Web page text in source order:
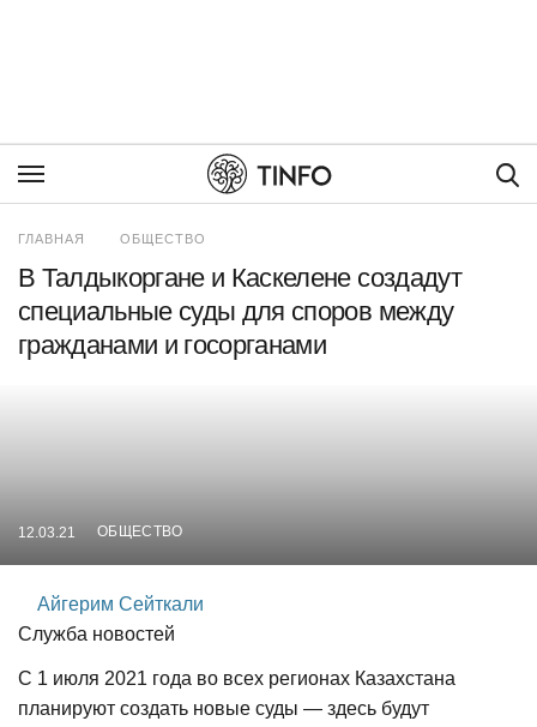
ГЛАВНАЯ ОБЩЕСТВО
В Талдыкоргане и Каскелене создадут
специальные суды для споров между
гражданами и госорганами
12.03.21 ОБЩЕСТВО
Айгерим Сейткали
Служба новостей
С 1 июля 2021 года во всех регионах Казахстана
планируют создать новые суды — здесь будут